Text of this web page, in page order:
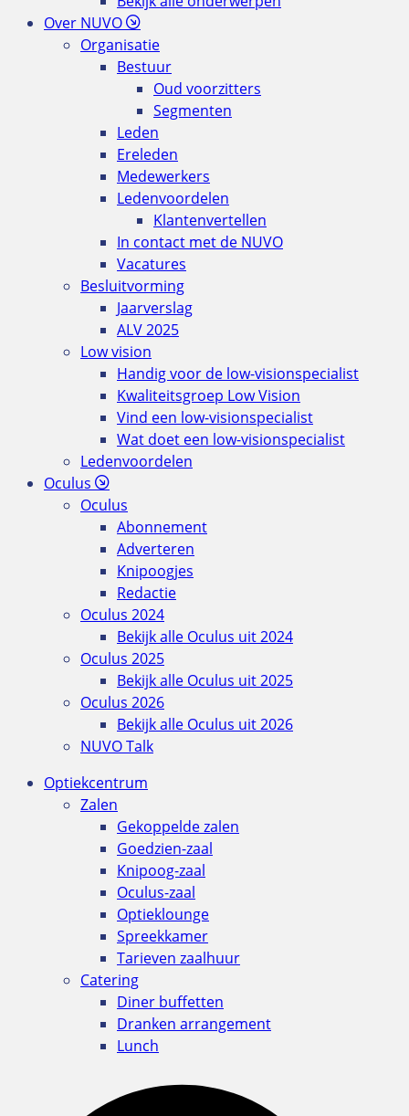
Over NUVO
Organisatie
Bestuur
Oud voorzitters
Segmenten
Leden
Ereleden
Medewerkers
Ledenvoordelen
Klantenvertellen
In contact met de NUVO
Vacatures
Besluitvorming
Jaarverslag
ALV 2025
Low vision
Handig voor de low-visionspecialist
Kwaliteitsgroep Low Vision
Vind een low-visionspecialist
Wat doet een low-visionspecialist
Ledenvoordelen
Oculus
Oculus
Abonnement
Adverteren
Knipoogjes
Redactie
Oculus 2024
Bekijk alle Oculus uit 2024
Oculus 2025
Bekijk alle Oculus uit 2025
Oculus 2026
Bekijk alle Oculus uit 2026
NUVO Talk
Optiekcentrum
Zalen
Gekoppelde zalen
Goedzien-zaal
Knipoog-zaal
Oculus-zaal
Optieklounge
Spreekkamer
Tarieven zaalhuur
Catering
Diner buffetten
Dranken arrangement
Lunch